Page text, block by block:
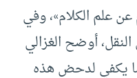
عن علم الكلام»، وفي
أوضح الغزالي
يكفي لدحض هذه